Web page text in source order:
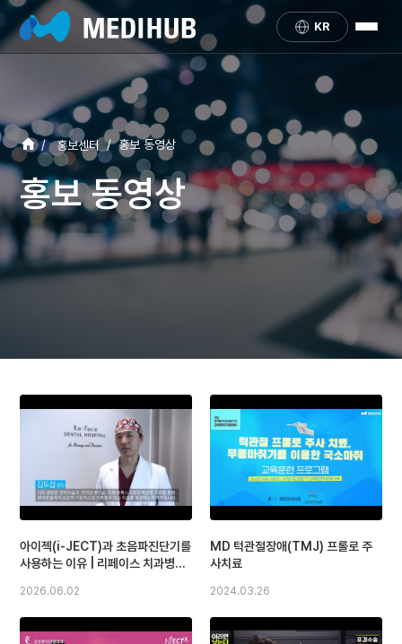
KR
/ 홍보센터 / 홍보 동영상
홍보 동영상
아이젝(i-JECT)과 초음파진단기를
사용하는 이유 | 리페이스 치과병원
2026.06.02
MD 턱관절장애(TMJ) 프롤로 주
사치료
2024.03.26